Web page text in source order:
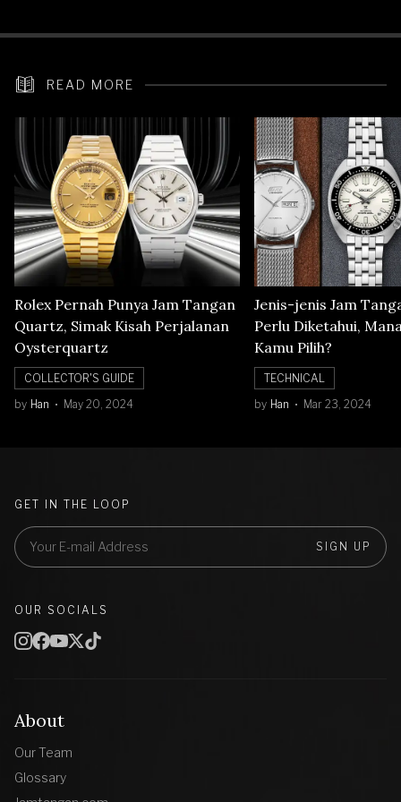
READ MORE
Rolex Pernah Punya Jam Tangan
Quartz, Simak Kisah Perjalanan
Oysterquartz
COLLECTOR'S GUIDE
by Han May 20, 2024
Jenis-jenis Jam
Perlu Diketahui,
Kamu Pilih?
TECHNICAL
by Han Mar 23, 2024
About
Our Team
Glossary
GET IN THE LOOP
SIGN UP
OUR SOCIALS